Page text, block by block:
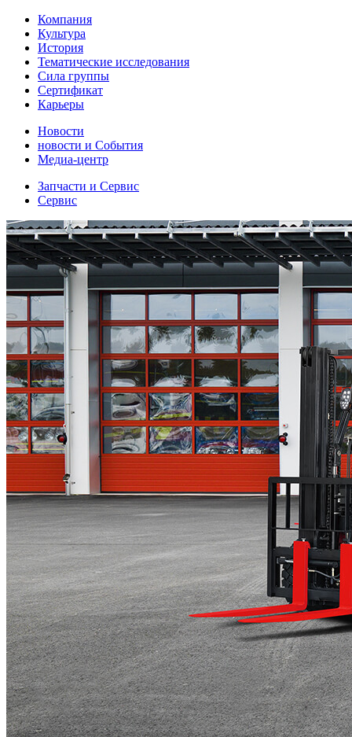
Компания
Культура
История
Тематические исследования
Сила группы
Сертификат
Карьеры
Новости
новости и События
Медиа-центр
Запчасти и Сервис
Сервис